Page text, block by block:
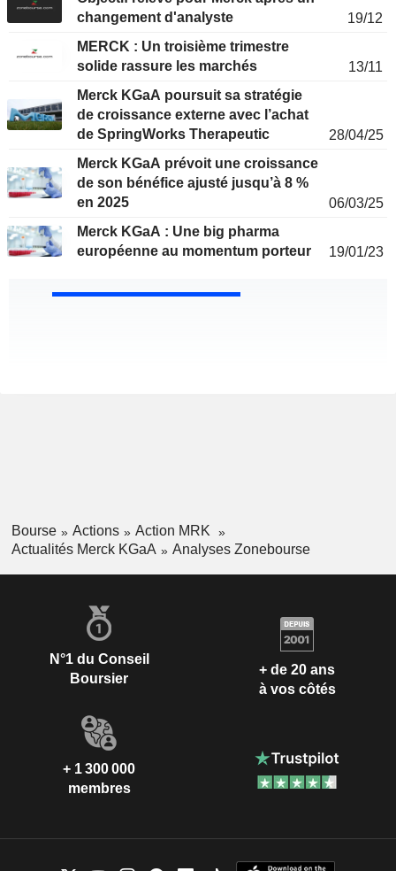
changement d'analyste
19/12
MERCK : Un troisième trimestre
solide rassure les marchés
13/11
Merck KGaA poursuit sa stratégie
de croissance externe avec l’achat
de SpringWorks Therapeutic
28/04/25
Merck KGaA prévoit une croissance
de son bénéfice ajusté jusqu’à 8 %
en 2025
06/03/25
Merck KGaA : Une big pharma
européenne au momentum porteur
19/01/23
Bourse Actions
Action MRK
Actualités Merck KGaA
Analyses Zonebourse
N°1 du Conseil
Boursier
+ de 20 ans
à vos côtés
+ 1 300 000
membres